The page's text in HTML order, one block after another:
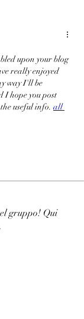
upon your blog
really enjoyed
way I'll be
I hope you post
useful info. all
gruppo! Qui